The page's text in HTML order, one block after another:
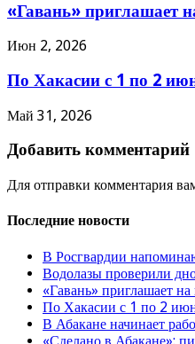
«Гавань» приглашает
Июн 2, 2026
По Хакасии с 1 по 2
Май 31, 2026
Добавить комментарий
Для отправки комментария
Последние новости
В Росгвардии
Водолазы проверили
«Гавань» приглашает
По Хакасии с 1 по 2
В Абакане начинает
«Сделано в Абакане»: